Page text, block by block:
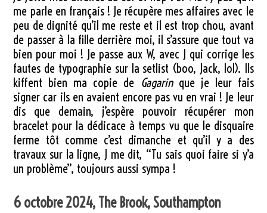
me parle en français ! Je récupère mes affaires avec le
peu de dignité qu’il me reste et il est trop chou, avant
de passer à la fille derrière moi, il s’assure que tout va
bien pour moi ! Je passe aux W, avec J qui corrige les
fautes de typographie sur la setlist (boo, Jack, lol). Ils
kiffent bien ma copie de Gagarinque je leur fais
signer car ils en avaient encore pas vu en vrai ! Je leur
dis que demain, j’espère pouvoir récupérer mon
bracelet pour la dédicace à temps vu que le disquaire
ferme tôt comme c’est dimanche et qu’il y a des
travaux sur la ligne, J me dit, “Tu sais quoi faire si y’a
un problème”, toujours aussi sympa !
6 octobre 2024, The Brook, Southampton